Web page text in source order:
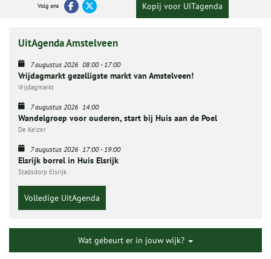
Volg ons Kopij voor UITagenda
UitAgenda Amstelveen
7 augustus 2026 08:00-17:00
Vrijdagmarkt gezelligste markt van Amstelveen!
Vrijdagmarkt
7 augustus 2026 14:00
Wandelgroep voor ouderen, start bij Huis aan de Poel
De Keizer
7 augustus 2026 17:00-19:00
Elsrijk borrel in Huis Elsrijk
Stadsdorp Elsrijk
Volledige UitAgenda
Wat gebeurt er in jouw wijk?